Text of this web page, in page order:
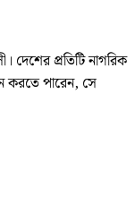
দেশের প্রতিটি নাগরিক
করতে পারেন, সে